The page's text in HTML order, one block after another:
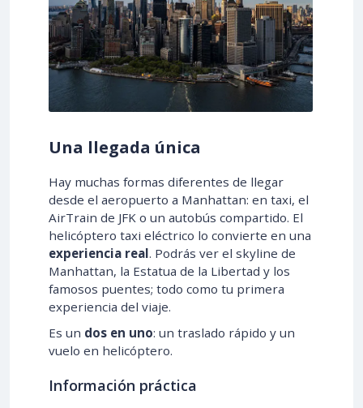
Una llegada única
Hay muchas formas diferentes de llegar
desde el aeropuerto a Manhattan: en taxi, el
AirTrain de JFK o un autobús compartido. El
helicóptero taxi eléctrico lo convierte en una
experiencia real. Podrás ver el skyline de
Manhattan, la Estatua de la Libertad y los
famosos puentes; todo como tu primera
experiencia del viaje.
Es un dos en uno: un traslado rápido y un
vuelo en helicóptero.
Información práctica